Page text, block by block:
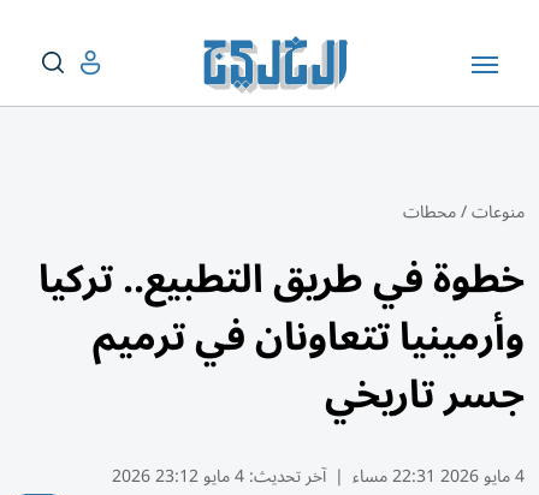
منوعات/محطات
خطوة في طريق التطبيع.. تركيا
وأرمينيا تتعاونان في ترميم
جسر تاريخي
4 مايو 2026 22:31 مساء | آخر تحديث:4 مايو 23:12 2026